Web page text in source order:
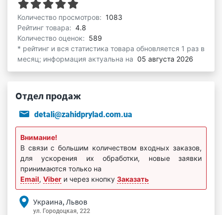
Количество просмотров: 1083
Рейтинг товара: 4.8
Количество оценок: 589
* рейтинг и вся статистика товара обновляется 1 раз в
месяц; информация актуальна на 05 августа 2026
Отдел продаж
detali@zahidprylad.com.ua
Внимание!
В связи с большим количеством входных заказов,
для ускорения их обработки, новые заявки
принимаются только на
Email, Viber и через кнопку Заказать
Украина, Львов
ул. Городоцкая, 222